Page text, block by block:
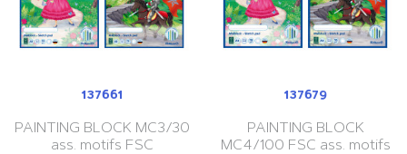
137661
PAINTING BLOCK MC3/30
ass. motifs FSC
137679
PAINTING BLOCK
MC4/100 FSC ass. motifs